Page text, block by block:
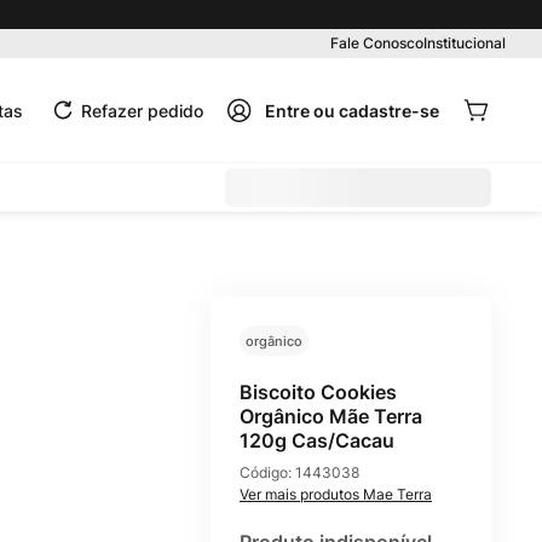
Fale ConoscoInstitucional
Refazer pedido
orgânico
Biscoito Cookies
Orgânico Mãe Terra
120g Cas/Cacau
Código: 1443038
Mae Terra